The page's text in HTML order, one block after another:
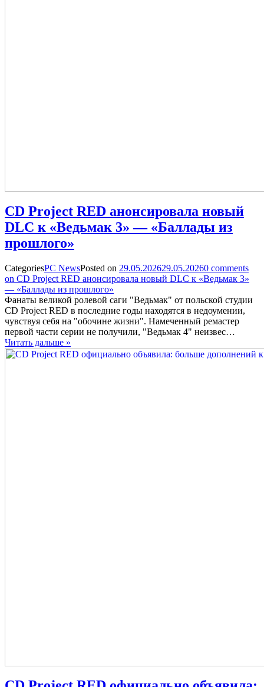
CD Project RED анонсировала новый
DLC к «Ведьмак 3» — «Баллады из
прошлого»
CategoriesPC NewsPosted on 29.05.202629.05.20260 comments
on CD Project RED анонсировала новый DLC к «Ведьмак 3»
— «Баллады из прошлого»
Фанаты великой ролевой саги "Ведьмак" от польской студии
CD Project RED в последние годы находятся в недоумении,
чувствуя себя на "обочине жизни". Намеченный ремастер
первой части серии не получили, "Ведьмак 4" неизвес…
Читать дальше »